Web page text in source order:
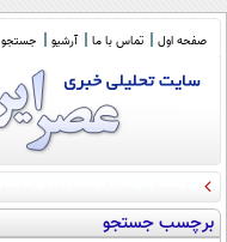
صفحه اول تماس با ما آرشیو جستجو
برچسب جستجو